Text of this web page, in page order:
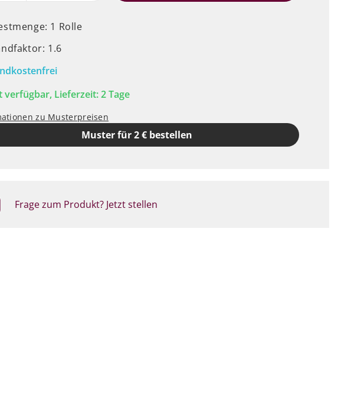
1 Rolle
1.6
verfügbar, Lieferzeit: 2 Tage
zu Musterpreisen
Muster für 2 € bestellen
Frage zum Produkt? Jetzt stellen